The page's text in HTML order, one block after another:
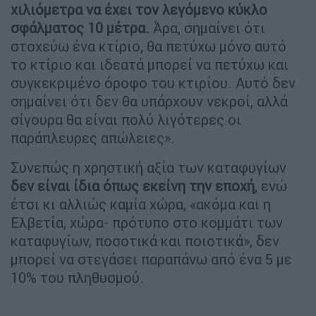
χιλιόμετρα να έχει τον λεγόμενο κύκλο
σφάλματος 10 μέτρα. Άρα, σημαίνει ότι
στοχεύω ένα κτίριο, θα πετύχω μόνο αυτό
το κτίριο και ιδεατά μπορεί να πετύχω και
συγκεκριμένο όροφο του κτιρίου. Αυτό δεν
σημαίνει ότι δεν θα υπάρχουν νεκροί, αλλά
σίγουρα θα είναι πολύ λιγότερες οι
παράπλευρες απώλειες».
Συνεπώς η χρηστική αξία των καταφυγίων
δεν είναι ίδια όπως εκείνη την εποχή, ενώ
έτσι κι αλλιώς καμία χώρα, «ακόμα και η
Ελβετία, χώρα- πρότυπο στο κομμάτι των
καταφυγίων, ποσοτικά και ποιοτικά», δεν
μπορεί να στεγάσει παραπάνω από ένα 5 με
10% του πληθυσμού.